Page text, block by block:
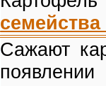
Сажают